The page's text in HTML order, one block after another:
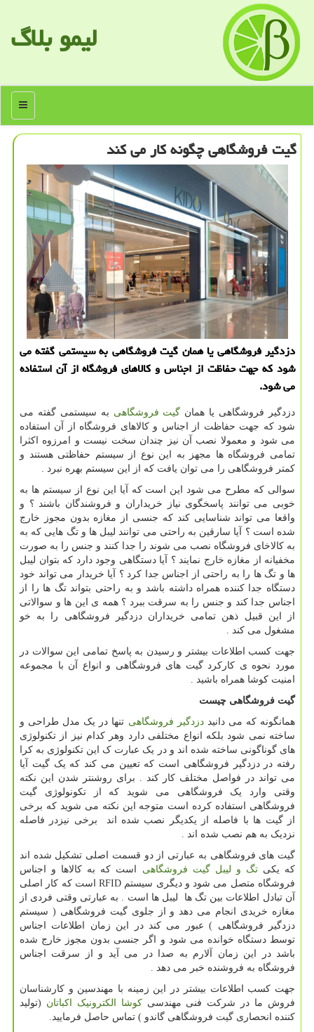
لیمو بلاگ
منو
گیت فروشگاهی چگونه كار می كند
دزدگیر فروشگاهی یا همان گیت فروشگاهی به سیستمی گفته می
شود كه جهت حفاظت از اجناس و كالاهای فروشگاه از آن استفاده
می شود.
دزدگیر فروشگاهی یا همان گیت فروشگاهی به سیستمی گفته می
شود که جهت حفاظت از اجناس و کالاهای فروشگاه از آن استفاده
می شود و معمولا نصب آن نیز چندان سخت نیست و امرزوه اکثرا
تمامی فروشگاه ها مجهز به این نوع از سیستم حفاظتی هستند و
کمتر فروشگاهی را می توان یافت که از این سیستم بهره نبرد .
سوالی که مطرح می شود این است که آیا این نوع از سیستم ها به
خوبی می توانند پاسخگوی نیاز خریداران و فروشندگان باشند ؟ و
واقعا می تواند شناسایی کند که جنسی از مغازه بدون مجوز خارج
شده است ؟ آیا سارقین به راحتی می توانند لیبل ها و تگ هایی که به
به کالاخای فروشگاه نصب می شوند را جدا کنند و جنس را به صورت
مخفیانه از مغازه خارج نمایند ؟ آیا دستگاهی وجود دارد که بتوان لیبل
ها و تگ ها را به راحتی از اجناس جدا کرد ؟ آیا خریدار می تواند خود
دستگاه جدا کننده همراه داشته باشد و به راحتی بتواند تگ ها را از
اجناس جدا کند و جنس را به سرقت ببرد ؟ همه ی این ها و سوالاتی
از این قبیل ذهن تمامی خریداران دزدگیر فروشگاهی را به خو
مشغول می کند .
جهت کسب اطلاعات بیشتر و رسیدن به پاسخ تمامی این سوالات در
مورد نحوه ی کارکرد گیت های فروشگاهی و انواع آن با مجموعه
امنیت کوشا همراه باشید .
گیت فروشگاهی چیست
همانگونه که می دانیددزدگیر فروشگاهی تنها در یک مدل طراحی و
ساخته نمی شود بلکه انواع مختلفی دارد وهر کدام نیز از تکنولوژی
های گوناگونی ساخته شده اند و در یک عبارت ک این تکنولوژی به کرا
رفته در دزدگیر فروشگاهی است که تعیین می کند که یک گیت آیا
می تواند در فواصل مختلف کار کند . برای روشنتر شدن این نکته
وقتی وارد یک فروشگاهی می شوید که از تکونولوژی گیت
فروشگاهی استفاده کرده است متوجه این نکته می شوید که برخی
از گیت ها با فاصله از یکدیگر نصب شده اند برخی نیزدر فاصله
نزدیک به هم نصب شده اند .
گیت های فروشگاهی به عبارتی از دو قسمت اصلی تشکیل شده اند
که یکیتگ و لیبل گیت فروشگاهی است که به کالاها و اجناس
فروشگاه متصل می شود و دیگری سیستم RFIDاست که کار اصلی
آن تبادل اطلاعات بین تگ ها لیبل ها است . به عبارتی وقتی فردی از
مغازه خریدی انجام می دهد و از جلوی گیت فروشگاهی ( سیستم
دزدگیر فروشگاهی ) عبور می کند در این زمان اطلاعات اجناس
توسط دستگاه خوانده می شود و اگر جنسی بدون مجوز خارج شده
باشد در این زمان آلارم به صدا در می آید و از سرقت اجناس
فروشگاه به فروشنده خبر می دهد .
جهت کسب اطلاعات بیشتر در این زمینه با مهندسین و کارشناسان
فروش ما در شرکت فنی مهندسیکوشا الکترونیک اکباتان (تولید
کننده انحصاری گیت فروشگاهی گاندو ) تماس حاصل فرمایید.